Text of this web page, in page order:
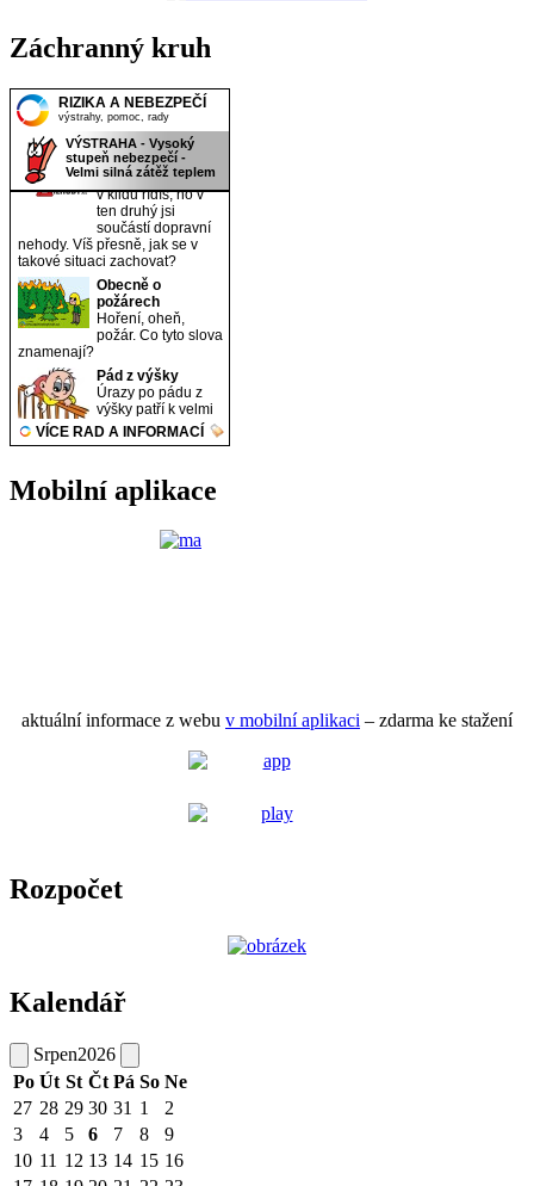
Záchranný kruh
Mobilní aplikace
aktuální informace z webu v mobilní aplikaci – zdarma ke stažení
Rozpočet
Kalendář
Srpen2026
Po Út St Čt Pá So Ne
27 28 29 30 31 1
2
3
4 5 6 7 8
9
10 11 12 13 14 15 16